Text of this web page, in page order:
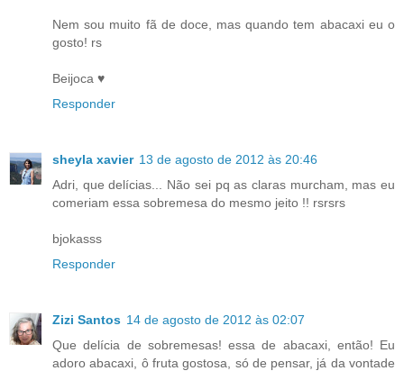
Nem sou muito fã de doce, mas quando tem abacaxi eu o
gosto! rs
Beijoca ♥
Responder
sheyla xavier 13 de agosto de 2012 às 20:46
Adri, que delícias... Não sei pq as claras murcham, mas eu
comeriam essa sobremesa do mesmo jeito !! rsrsrs
bjokasss
Responder
Zizi Santos 14 de agosto de 2012 às 02:07
Que delícia de sobremesas! essa de abacaxi, então! Eu
adoro abacaxi, ô fruta gostosa, só de pensar, já da vontade